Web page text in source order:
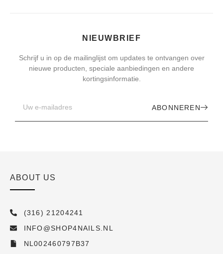
NIEUWBRIEF
Schrijf u in op de mailinglijst om updates te ontvangen over
nieuwe producten, speciale aanbiedingen en andere
kortingsinformatie.
ABONNEREN
ABOUT US
(316) 21204241
INFO@SHOP4NAILS.NL
NL002460797B37